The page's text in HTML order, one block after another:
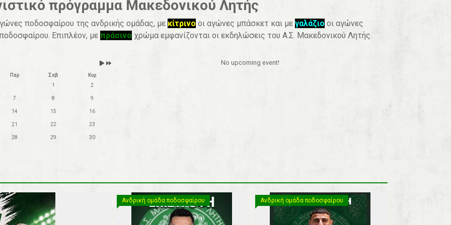
πρόγραμμα Μακεδονικού Λητής
ποδοσφαίρου της ανδρικής ομάδας, με κίτρινο οι αγώνες μπάσκετ και με γαλάζιο οι αγώνες
Επιπλέον, με πράσινο χρώμα εμφανίζονται οι εκδηλώσεις του Α.Σ. Μακεδονικού Λητής.
n
h
Παρ Σαβ
Κυρ
1
2
7 8 9
14 15 16
21 22 23
28 29 30
No upcoming event!
Ανδρική ομάδα ποδοσφαίρου
Ανδρική ομάδα ποδοσφαίρου Ανδρική ομάδα ποδοσφαίρου
Ανδρική ομάδα ποδοσφαίρου